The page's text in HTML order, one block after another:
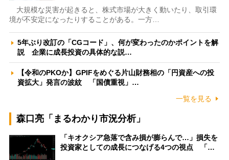
大規模な災害が起きると、株式市場が大きく動いたり、取引環
境が不安定になったりすることがある。一方…
5年ぶり改訂の「CGコード」、何が変わったのかポイントを解
説 企業に成長投資の具体的な説…
【令和のPKOか】GPIFをめぐる片山財務相の「円資産への投
資拡大」発言の波紋 「国債重視」…
一覧を見る
森口亮「まるわかり市況分析」
「キオクシア急落で含み損が膨らんで…」損失を
投資家としての成長につなげる4つの視点 「…